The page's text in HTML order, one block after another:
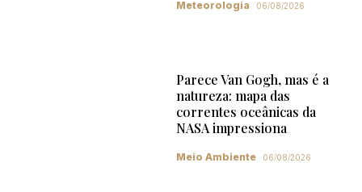
Meteorologia 06/08/2026
Parece Van Gogh, mas é a
natureza: mapa das
correntes oceânicas da
NASA impressiona
Meio Ambiente 06/08/2026